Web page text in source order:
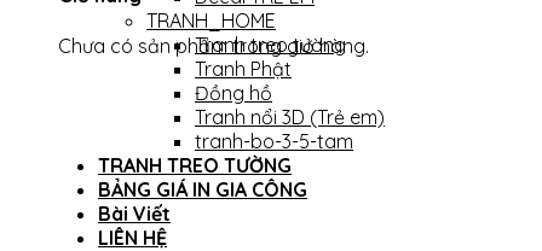
Chưa có sản phẩm trong giỏ hàng.
TRANH_HOME
Tranh treo tường
Tranh Phật
Đồng hồ
Tranh nổi 3D (Trẻ em)
tranh-bo-3-5-tam
TRANH TREO TƯỜNG
BẢNG GIÁ IN GIA CÔNG
Bài Viết
LIÊN HỆ